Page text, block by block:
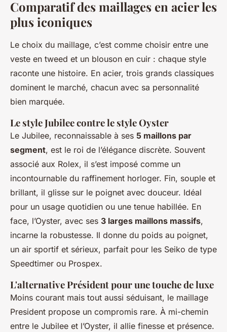
Comparatif des maillages en acier les
plus iconiques
Le choix du maillage, c’est comme choisir entre une
veste en tweed et un blouson en cuir : chaque style
raconte une histoire. En acier, trois grands classiques
dominent le marché, chacun avec sa personnalité
bien marquée.
Le style Jubilee contre le style Oyster
Le Jubilee, reconnaissable à ses 5 maillons par
segment, est le roi de l’élégance discrète. Souvent
associé aux Rolex, il s’est imposé comme un
incontournable du raffinement horloger. Fin, souple et
brillant, il glisse sur le poignet avec douceur. Idéal
pour un usage quotidien ou une tenue habillée. En
face, l’Oyster, avec ses 3 larges maillons massifs,
incarne la robustesse. Il donne du poids au poignet,
un air sportif et sérieux, parfait pour les Seiko de type
Speedtimer ou Prospex.
L'alternative Président pour une touche de luxe
Moins courant mais tout aussi séduisant, le maillage
President propose un compromis rare. À mi-chemin
entre le Jubilee et l’Oyster, il allie finesse et présence.